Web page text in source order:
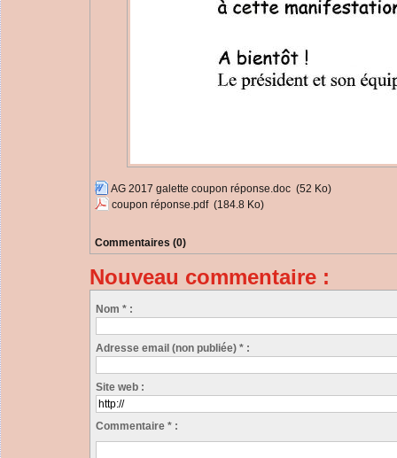
AG 2017 galette coupon réponse.doc (52 Ko)
coupon réponse.pdf (184.8 Ko)
Commentaires (0)
Nouveau commentaire :
Nom * :
Adresse email (non publiée) * :
Site web :
Commentaire * :